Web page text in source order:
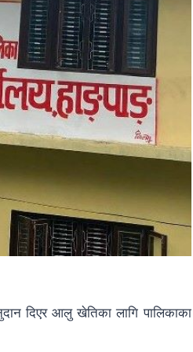
दिएर आलु खेतिका लागि पालिकाका